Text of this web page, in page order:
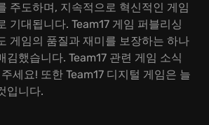
주도하며, 지속적으로 혁신적인 게임
기대됩니다. Team17 게임 퍼블리싱
게임의 품질과 재미를 보장하는 하나
김했습니다. Team17 관련 게임 소식
세요! 또한 Team17 디지털 게임은 늘
입니다.